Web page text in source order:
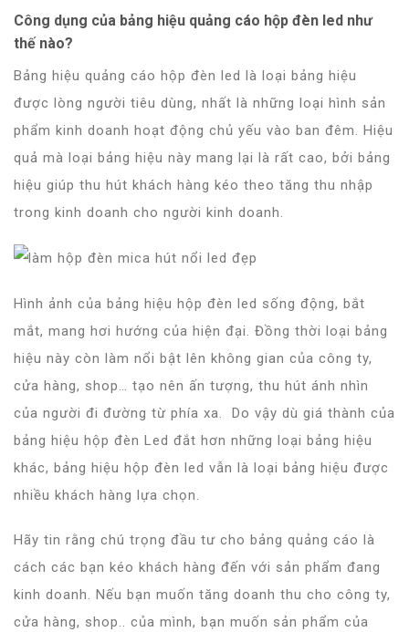
Công dụng của bảng hiệu quảng cáo hộp đèn led như
thế nào?
Bảng hiệu quảng cáo hộp đèn led là loại bảng hiệu
được lòng người tiêu dùng, nhất là những loại hình sản
phẩm kinh doanh hoạt động chủ yếu vào ban đêm. Hiệu
quả mà loại bảng hiệu này mang lại là rất cao, bởi bảng
hiệu giúp thu hút khách hàng kéo theo tăng thu nhập
trong kinh doanh cho người kinh doanh.
Hình ảnh của bảng hiệu hộp đèn led sống động, bắt
mắt, mang hơi hướng của hiện đại. Đồng thời loại bảng
hiệu này còn làm nổi bật lên không gian của công ty,
cửa hàng, shop… tạo nên ấn tượng, thu hút ánh nhìn
của người đi đường từ phía xa. Do vậy dù giá thành của
bảng hiệu hộp đèn Led đắt hơn những loại bảng hiệu
khác, bảng hiệu hộp đèn led vẫn là loại bảng hiệu được
nhiều khách hàng lựa chọn.
Hãy tin rằng chú trọng đầu tư cho bảng quảng cáo là
cách các bạn kéo khách hàng đến với sản phẩm đang
kinh doanh. Nếu bạn muốn tăng doanh thu cho công ty,
cửa hàng, shop.. của mình, bạn muốn sản phẩm của